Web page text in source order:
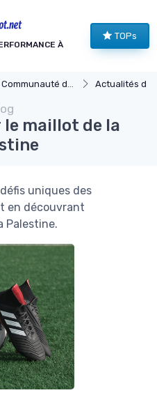
À
TOPs
du Football Actualités du
le maillot de la
uniques des
en découvrant
Palestine.